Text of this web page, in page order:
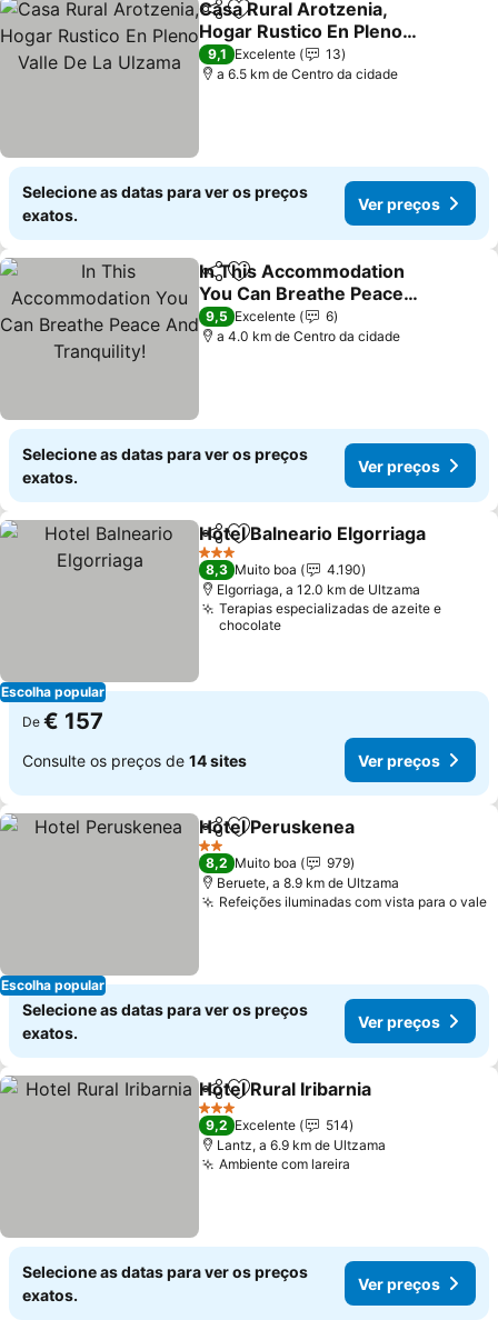
PartilharAdicionar aos favoritos
Casa Rural Arotzenia,
Hogar Rustico En Pleno
Valle De La Ulzama
Ver preços
9,1 Excelente
13
a 6.5 km de Centro da cidade
Selecione as datas para ver os preços
exatos.
Ver preços
PartilharAdicionar aos favoritos
In This Accommodation
You Can Breathe Peace
And Tranquility!
Ver preços
9,5 Excelente
6
a 4.0 km de Centro da cidade
Selecione as datas para ver os preços
exatos.
Ver preços
Escolha popular
PartilharAdicionar aos favoritos
Hotel Balneario Elgorriaga
3 Estrelas
8,3 Muito boa
4.190
Elgorriaga, a 12.0 km de Ultzama
Terapias especializadas de azeite e
chocolate
De € 157
Consulte os preços de 14 sites Ver preços
Escolha popular
PartilharAdicionar aos favoritos
Hotel Peruskenea
2 Estrelas
8,2 Muito boa
979
Beruete, a 8.9 km de Ultzama
Refeições iluminadas com vista para o vale
Selecione as datas para ver os preços
exatos.
Ver preços
PartilharAdicionar aos favoritos
Hotel Rural Iribarnia
3 Estrelas
9,2 Excelente
514
Lantz, a 6.9 km de Ultzama
Ambiente com lareira
Selecione as datas para ver os preços
exatos.
Ver preços